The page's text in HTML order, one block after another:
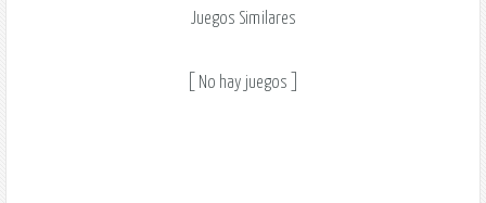
Juegos Similares
[ No hay juegos ]